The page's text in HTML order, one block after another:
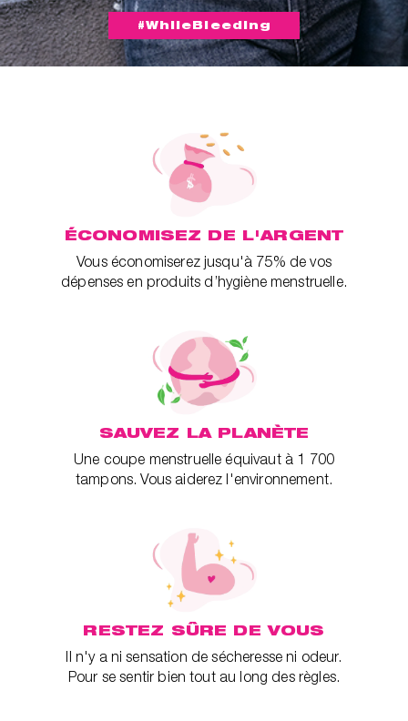
#WhileBleeding
ÉCONOMISEZ DE L'ARGENT
Vous économiserez jusqu'à 75% de vos
dépenses en produits d’hygiène menstruelle.
SAUVEZ LA PLANÈTE
Une coupe menstruelle équivaut à 1 700
tampons. Vous aiderez l'environnement.
RESTEZ SÛRE DE VOUS
Il n'y a ni sensation de sécheresse ni odeur.
Pour se sentir bien tout au long des règles.